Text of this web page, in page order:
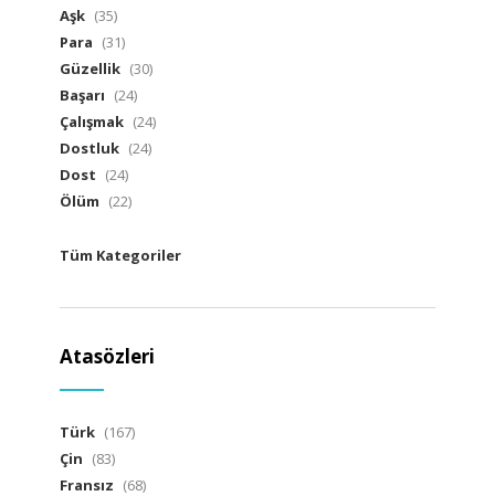
Aşk (35)
Para (31)
Güzellik (30)
Başarı (24)
Çalışmak (24)
Dostluk (24)
Dost (24)
Ölüm (22)
Tüm Kategoriler
Atasözleri
Türk (167)
Çin (83)
Fransız (68)